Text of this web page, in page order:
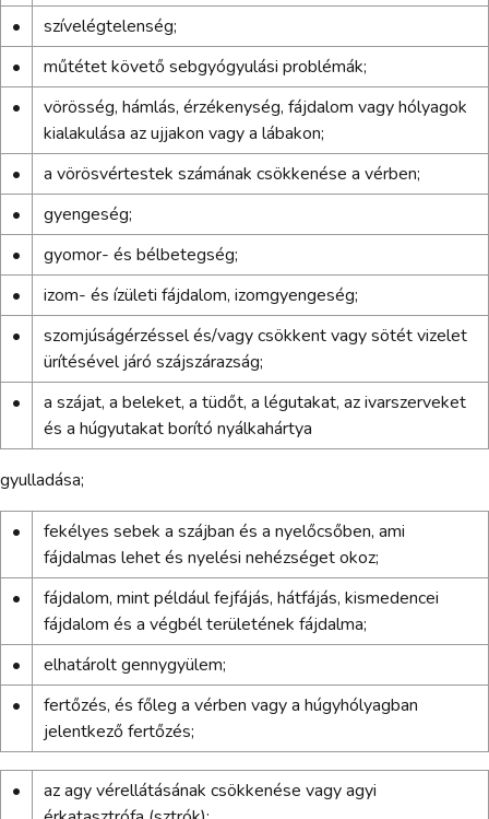
•
szívelégtelenség;
•
műtétet követő sebgyógyulási problémák;
•
vörösség, hámlás, érzékenység, fájdalom vagy hólyagok
kialakulása az ujjakon vagy a lábakon;
•
a vörösvértestek számának csökkenése a vérben;
•
gyengeség;
•
gyomor- és bélbetegség;
•
izom- és ízületi fájdalom, izomgyengeség;
•
szomjúságérzéssel és/vagy csökkent vagy sötét vizelet
ürítésével járó szájszárazság;
•
a szájat, a beleket, a tüdőt, a légutakat, az ivarszerveket
és a húgyutakat borító nyálkahártya
gyulladása;
•
fekélyes sebek a szájban és a nyelőcsőben, ami
fájdalmas lehet és nyelési nehézséget okoz;
•
fájdalom, mint például fejfájás, hátfájás, kismedencei
fájdalom és a végbél területének fájdalma;
•
elhatárolt gennygyülem;
•
fertőzés, és főleg a vérben vagy a húgyhólyagban
jelentkező fertőzés;
•
az agy vérellátásának csökkenése vagy agyi